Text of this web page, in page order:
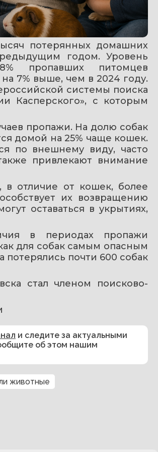
потерянных домашних
годом. Уровень
пропавших питомцев
7% выше, чем в 2024 году.
системы поиска
пропажи. На долю собак
домой на 25% чаще кошек.
по внешнему виду, часто
привлекают внимание
в отличие от кошек, более
их возвращению
оставаться в укрытиях,
в периодах пропажи
для собак самым опасным
потерялись почти 600 собак
стал членом поисково-
и следите за актуальными
об этом нашим
животные